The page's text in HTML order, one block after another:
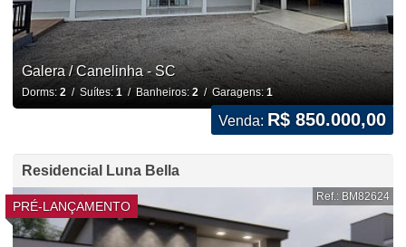
Galera / Canelinha - SC
Dorms: 2/ Suítes: 1/ Banheiros: 2/ Garagens: 1
Venda: R$ 850.000,00
Residencial Luna Bella
PRÉ-LANÇAMENTO
Ref.: BM82624